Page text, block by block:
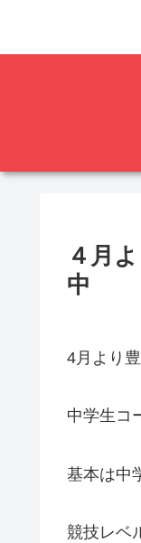
４月
中
4月より
中学生コ
基本は中
競技レベ